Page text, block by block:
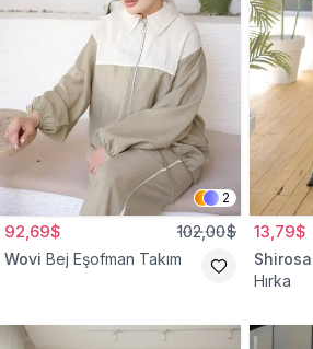
2
92,69$ 102,00$
Wovi Bej Eşofman Takım
13,79$
Shirosa
Hırka